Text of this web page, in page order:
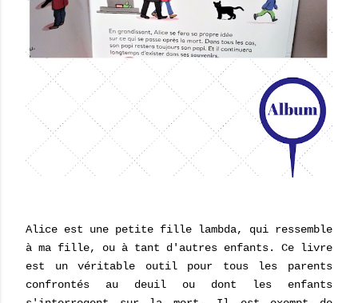
Alice est une petite fille lambda, qui ressemble
à ma fille, ou à tant d'autres enfants. Ce livre
est un véritable outil pour tous les parents
confrontés au deuil ou dont les enfants